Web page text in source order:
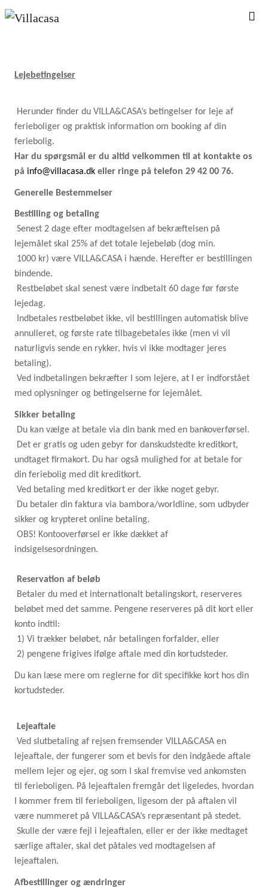
Lejebetingelser
Herunder finder du VILLA&CASA’s betingelser for leje af
ferieboliger og praktisk information om booking af din
feriebolig.
Har du spørgsmål er du altid velkommen til at kontakte os
på info@villacasa.dk eller ringe på telefon 29 42 00 76.
Generelle Bestemmelser
Bestilling og betaling
Senest 2 dage efter modtagelsen af bekræftelsen på
lejemålet skal 25% af det totale lejebeløb (dog min.
1000 kr) være VILLA&CASA i hænde. Herefter er bestillingen
bindende.
Restbeløbet skal senest være indbetalt 60 dage før første
lejedag.
Indbetales restbeløbet ikke, vil bestillingen automatisk blive
annulleret, og første rate tilbagebetales ikke (men vi vil
naturligvis sende en rykker, hvis vi ikke modtager jeres
betaling).
Ved indbetalingen bekræfter I som lejere, at I er indforstået
med oplysninger og betingelserne for lejemålet.
Sikker betaling
Du kan vælge at betale via din bank med en bankoverførsel.
Det er gratis og uden gebyr for danskudstedte kreditkort,
undtaget firmakort. Du har også mulighed for at betale for
din feriebolig med dit kreditkort.
Ved betaling med kreditkort er der ikke noget gebyr.
Du betaler din faktura via bambora/worldline, som udbyder
sikker og krypteret online betaling.
OBS! Kontooverførsel er ikke dækket af
indsigelsesordningen.
Reservation af beløb
Betaler du med et internationalt betalingskort, reserveres
beløbet med det samme. Pengene reserveres på dit kort eller
konto indtil:
1) Vi trækker beløbet, når betalingen forfalder, eller
2) pengene frigives ifølge aftale med din kortudsteder.
Du kan læse mere om reglerne for dit specifikke kort hos din
kortudsteder.
Lejeaftale
Ved slutbetaling af rejsen fremsender VILLA&CASA en
lejeaftale, der fungerer som et bevis for den indgåede aftale
mellem lejer og ejer, og som I skal fremvise ved ankomsten
til ferieboligen. På lejeaftalen fremgår det ligeledes, hvordan
I kommer frem til ferieboligen, ligesom der på aftalen vil
være nummeret på VILLA&CASA’s repræsentant på stedet.
Skulle der være fejl i lejeaftalen, eller er der ikke medtaget
særlige aftaler, skal det påtales ved modtagelsen af
lejeaftalen.
Afbestillinger og ændringer